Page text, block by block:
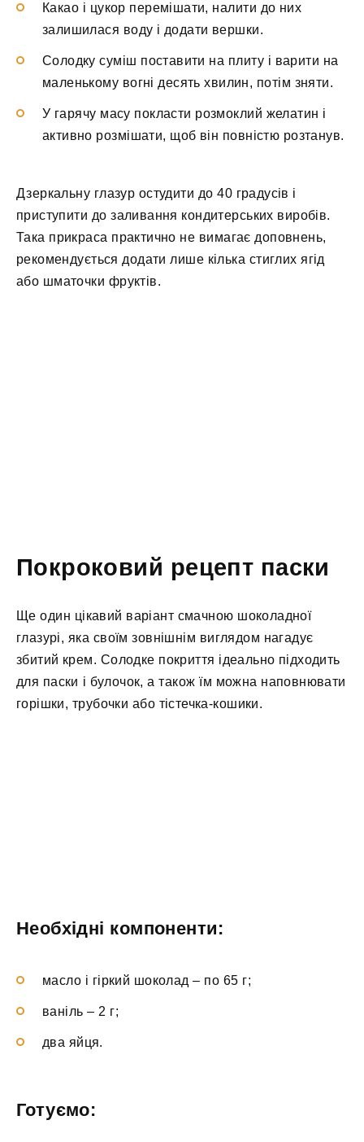
Какао і цукор перемішати, налити до них
залишилася воду і додати вершки.
Солодку суміш поставити на плиту і варити на
маленькому вогні десять хвилин, потім зняти.
У гарячу масу покласти розмоклий желатин і
активно розмішати, щоб він повністю розтанув.
Дзеркальну глазур остудити до 40 градусів і
приступити до заливання кондитерських виробів.
Така прикраса практично не вимагає доповнень,
рекомендується додати лише кілька стиглих ягід
або шматочки фруктів.
Покроковий рецепт паски
Ще один цікавий варіант смачною шоколадної
глазурі, яка своїм зовнішнім виглядом нагадує
збитий крем. Солодке покриття ідеально підходить
для паски і булочок, а також їм можна наповнювати
горішки, трубочки або тістечка-кошики.
Необхідні компоненти:
масло і гіркий шоколад – по 65 г;
ваніль – 2 г;
два яйця.
Готуємо: